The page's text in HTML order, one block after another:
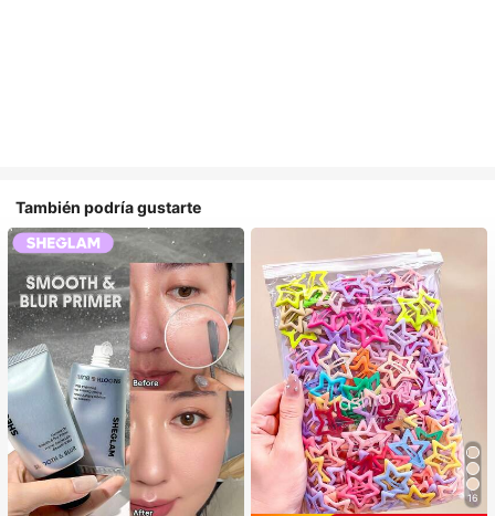
También podría gustarte
16